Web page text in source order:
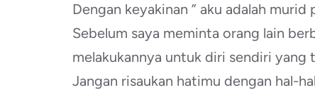
Dengan keyakinan ” aku adalah
Sebelum saya meminta orang lain
melakukannya untuk diri sendiri yang
Jangan risaukan hatimu dengan hal-